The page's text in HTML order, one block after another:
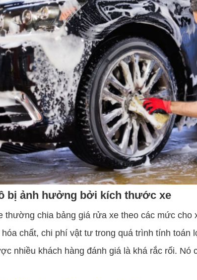
bị ảnh hưởng bởi kích thước xe
chia bảng giá rửa xe theo các mức
chất, chi phí vật tư trong quá trình tính toán
nhiều khách hàng đánh giá là khá rắc rối. Nó